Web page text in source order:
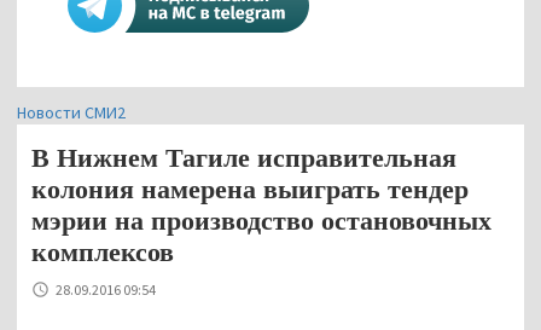
Новости СМИ2
В Нижнем Тагиле исправительная
колония намерена выиграть тендер
мэрии на производство остановочных
комплексов
28.09.2016 09:54